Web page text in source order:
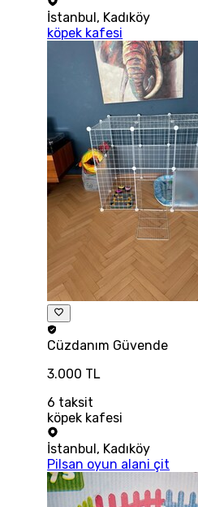
İstanbul, Kadıköy
köpek kafesi
Cüzdanım Güvende
3.000 TL
6 taksit
köpek kafesi
İstanbul, Kadıköy
Pilsan oyun alani çit